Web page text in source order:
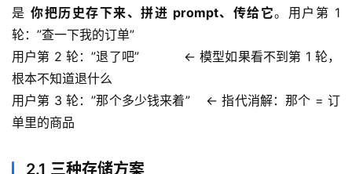
是 你把历史存下来、拼进 prompt、传给它。用户第 1
轮：”查一下我的订单”
用户第 2 轮：”退了吧”           ← 模型如果看不到第 1 轮，
根本不知道退什么
用户第 3 轮：”那个多少钱来着”    ← 指代消解：那个 = 订
单里的商品
2.1 三种存储方案